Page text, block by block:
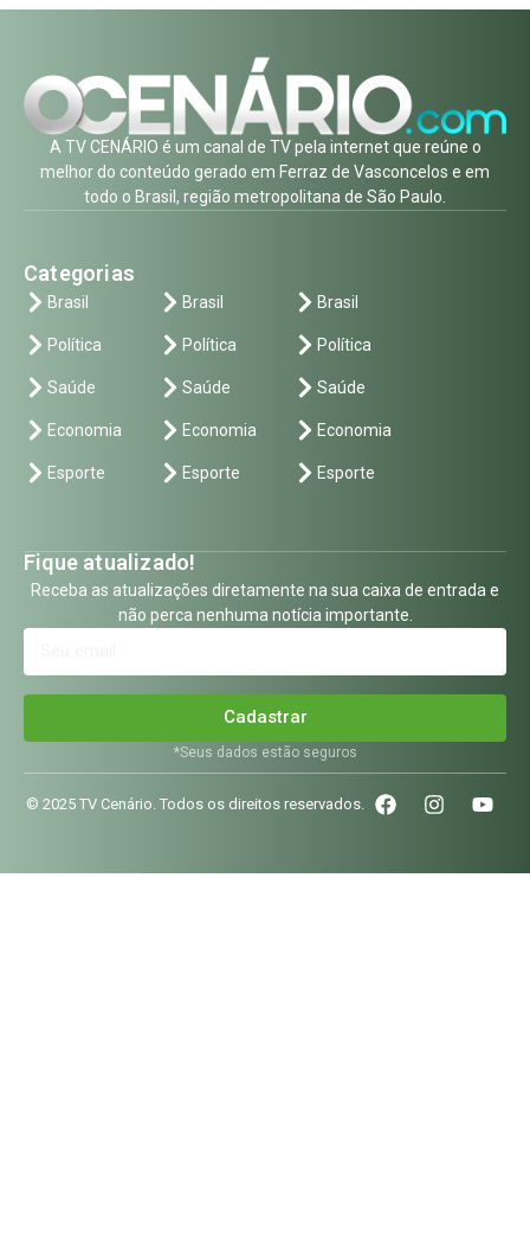
A TV CENÁRIO é um canal de TV pela internet que reúne o
melhor do conteúdo gerado em Ferraz de Vasconcelos e em
todo o Brasil, região metropolitana de São Paulo.
Categorias
Brasil
Política
Saúde
Economia
Esporte
Brasil
Política
Saúde
Economia
Esporte
Brasil
Política
Saúde
Economia
Esporte
Fique atualizado!
Receba as atualizações diretamente na sua caixa de entrada e
não perca nenhuma notícia importante.
Cadastrar
*Seus dados estão seguros
© 2025 TV Cenário. Todos os direitos reservados.